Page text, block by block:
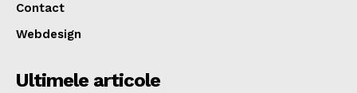
Contact
Webdesign
Ultimele articole